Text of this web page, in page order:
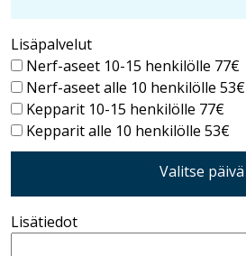
Lisäpalvelut
Nerf-aseet 10-15 henkilölle 77€
Nerf-aseet alle 10 henkilölle 53€
Kepparit 10-15 henkilölle 77€
Kepparit alle 10 henkilölle 53€
Valitse päivä
Lisätiedot